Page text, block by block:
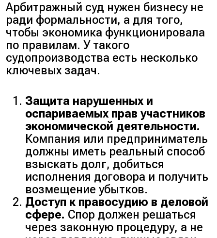
Арбитражный суд нужен бизнесу не
ради формальности, а для того,
чтобы экономика функционировала
по правилам. У такого
судопроизводства есть несколько
ключевых задач.
Защита нарушенных и
оспариваемых прав участников
экономической деятельности.
Компания или предприниматель
должны иметь реальный способ
взыскать долг, добиться
исполнения договора и получить
возмещение убытков.
Доступ к правосудию в деловой
сфере. Спор должен решаться
через законную процедуру, а не